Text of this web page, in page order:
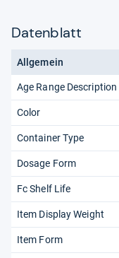
Datenblatt
Allgemein
Age Range Description
Color
Container Type
Dosage Form
Fc Shelf Life
Item Display Weight
Item Form